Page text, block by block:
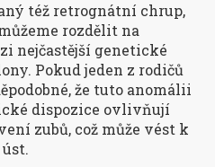
též retrognátní chrup,
rozdělit na
nejčastější genetické
Pokud jeden z rodičů
že tuto anomálii
dispozice ovlivňují
zubů, což může vést k